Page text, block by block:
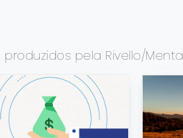
produzidos pela Rivello/Menta